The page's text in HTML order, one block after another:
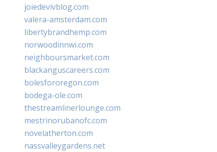
joiedevivblog.com
valera-amsterdam.com
libertybrandhemp.com
norwoodinnwi.com
neighboursmarket.com
blackanguscareers.com
bolesfororegon.com
bodega-ole.com
thestreamlinerlounge.com
mestrinorubanofc.com
novelatherton.com
nassvalleygardens.net